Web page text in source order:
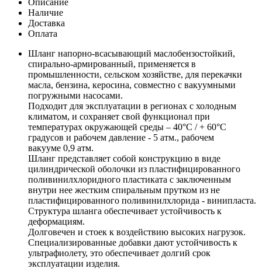
Наличие
Доставка
Оплата
Шланг напорно-всасывающий маслобензостойкий,
спирально-армированный, применяется в
промышленности, сельском хозяйстве, для перекачки
масла, бензина, керосина, совместно с вакуумными
погружными насосами.
Подходит для эксплуатации в регионах с холодным
климатом, и сохраняет свой функционал при
температурах окружающей среды – 40°С / + 60°С
градусов и рабочем давление - 5 атм., рабочем
вакууме 0,9 атм.
Шланг представляет собой конструкцию в виде
цилиндрической оболочки из пластифицированного
поливинилхлоридного пластиката с заключенным
внутри нее жестким спиральным прутком из не
пластифицированного поливинилхлорида - винипласта.
Структура шланга обеспечивает устойчивость к
деформациям.
Долговечен и стоек к воздействию высоких нагрузок.
Специализированные добавки дают устойчивость к
ультрафиолету, это обеспечивает долгий срок
эксплуатации изделия.